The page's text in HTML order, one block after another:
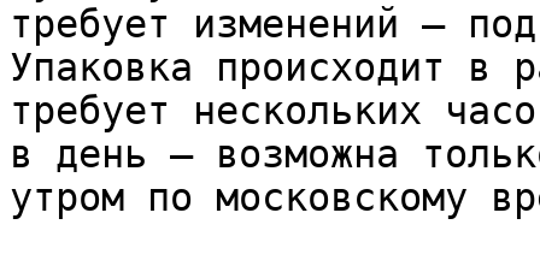
требует изменений –
Упаковка происходит в
требует нескольких
в день – возможна
утром по московскому